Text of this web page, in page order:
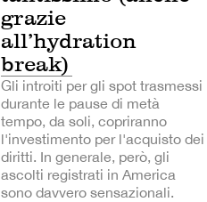
grazie
all’hydration
break)
Gli introiti per gli spot trasmessi
durante le pause di metà
tempo, da soli, copriranno
l'investimento per l'acquisto dei
diritti. In generale, però, gli
ascolti registrati in America
sono davvero sensazionali.